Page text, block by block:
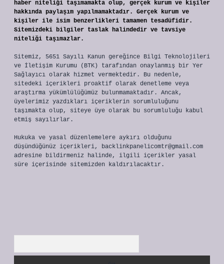
haber niteliği taşımamakta olup, gerçek kurum ve kişiler
hakkında paylaşım yapılmamaktadır. Gerçek kurum ve
kişiler ile isim benzerlikleri tamamen tesadüfidir.
Sitemizdeki bilgiler taslak halindedir ve tavsiye
niteliği taşımazlar.
Sitemiz, 5651 Sayılı Kanun gereğince Bilgi Teknolojileri
ve İletişim Kurumu (BTK) tarafından onaylanmış bir Yer
Sağlayıcı olarak hizmet vermektedir. Bu nedenle,
sitedeki içerikleri proaktif olarak denetleme veya
araştırma yükümlülüğümüz bulunmamaktadır. Ancak,
üyelerimiz yazdıkları içeriklerin sorumluluğunu
taşımakta olup, siteye üye olarak bu sorumluluğu kabul
etmiş sayılırlar.
Hukuka ve yasal düzenlemelere aykırı olduğunu
düşündüğünüz içerikleri, backlinkpanelicomtr@gmail.com
adresine bildirmeniz halinde, ilgili içerikler yasal
süre içerisinde sitemizden kaldırılacaktır.